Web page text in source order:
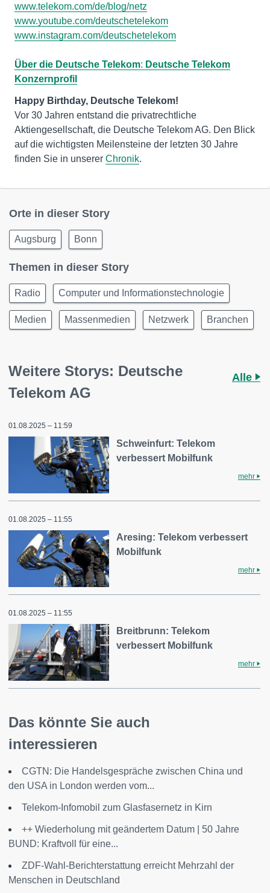
www.telekom.com/de/blog/netz
www.youtube.com/deutschetelekom
www.instagram.com/deutschetelekom
Über die Deutsche Telekom: Deutsche Telekom
Konzernprofil
Vor 30 Jahren entstand die privatrechtliche
Aktiengesellschaft, die Deutsche Telekom AG. Den Blick
auf die wichtigsten Meilensteine der letzten 30 Jahre
finden Sie in unserer Chronik.
Orte in dieser Story
Augsburg Bonn
Themen in dieser Story
Radio Computer und Informationstechnologie
Medien Massenmedien Netzwerk Branchen
Weitere Storys: Deutsche
Telekom AG
Alle
01.08.2025 – 11:59
Schweinfurt: Telekom
verbessert Mobilfunk
mehr
01.08.2025 – 11:55
Aresing: Telekom verbessert
Mobilfunk
mehr
01.08.2025 – 11:55
Breitbrunn: Telekom
verbessert Mobilfunk
mehr
Das könnte Sie auch
interessieren
CGTN: Die Handelsgespräche zwischen China und
den USA in London werden vom...
Telekom-Infomobil zum Glasfasernetz in Kirn
++ Wiederholung mit geändertem Datum | 50 Jahre
BUND: Kraftvoll für eine...
ZDF-Wahl-Berichterstattung erreicht Mehrzahl der
Menschen in Deutschland